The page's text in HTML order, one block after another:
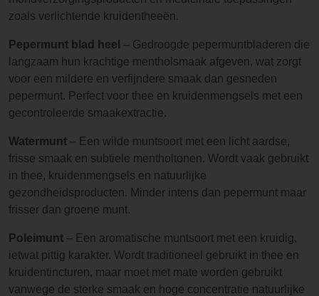
zoals verlichtende kruidentheeën.
Pepermunt blad heel – Gedroogde pepermuntbladeren die
langzaam hun krachtige mentholsmaak afgeven, wat zorgt
voor een mildere en verfijndere smaak dan gesneden
pepermunt. Perfect voor thee en kruidenmengsels met een
gecontroleerde smaakextractie.
Watermunt – Een wilde muntsoort met een licht aardse,
frisse smaak en subtiele mentholtonen. Wordt vaak gebruikt
in thee, kruidenmengsels en natuurlijke
gezondheidsproducten. Minder intens dan pepermunt maar
frisser dan groene munt.
Poleimunt – Een aromatische muntsoort met een kruidig,
ietwat pittig karakter. Wordt traditioneel gebruikt in thee en
kruidentincturen, maar moet met mate worden gebruikt
vanwege de sterke smaak en hoge concentratie natuurlijke